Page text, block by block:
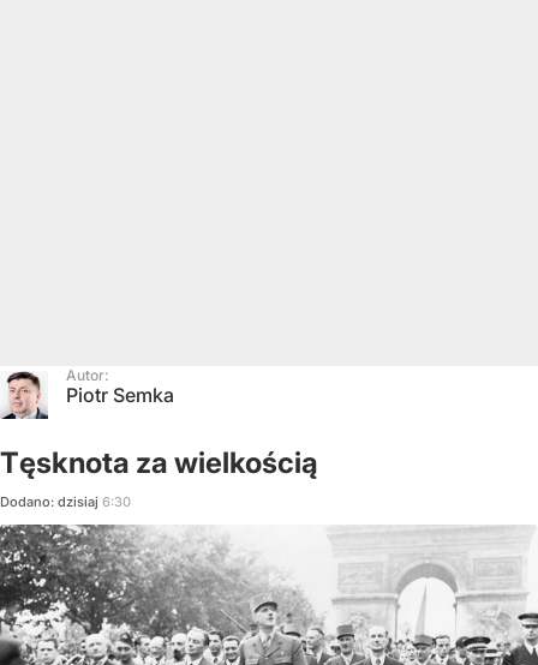
Autor:
Piotr Semka
Tęsknota za wielkością
Dodano: dzisiaj 6:30